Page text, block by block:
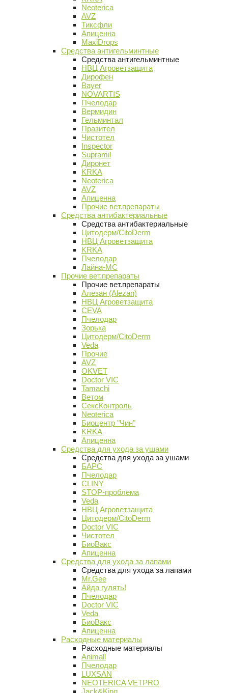
Neoterica
AVZ
Тиксфли
Апиценна
MaxiDrops
Средства антигельминтные
Средства антигельминтные
НВЦ Агроветзащита
Дирофен
Bayer
NOVARTIS
Пчелодар
Вермидин
Гельминтал
Празител
Чистотел
Inspector
Supramil
Диронет
KRKA
Neoterica
AVZ
Апиценна
Прочие вет.препараты
Средства антибактериальные
Средства антибактериальные
Цитодерм/CitoDerm
НВЦ Агроветзащита
KRKA
Пчелодар
Лайна-МС
Прочие вет.препараты
Прочие вет.препараты
Алезан (Alezan)
НВЦ Агроветзащита
CEVA
Пчелодар
Зорька
Цитодерм/CitoDerm
Veda
Прочие
AVZ
OKVET
Doctor VIC
Tamachi
Ветом
СексКонтроль
Neoterica
Биоцентр "Чин"
KRKA
Апиценна
Средства для ухода за ушами
Средства для ухода за ушами
БАРС
Пчелодар
CLINY
STOP-проблема
Veda
НВЦ Агроветзащита
Цитодерм/CitoDerm
Doctor VIC
Чистотел
БиоВакс
Апиценна
Средства для ухода за лапами
Средства для ухода за лапами
Mr.Gee
Айда гулять!
Пчелодар
Doctor VIC
Veda
БиоВакс
Апиценна
Расходные материалы
Расходные материалы
Animall
Пчелодар
LUXSAN
NEOTERICA VETPRO
Jack&King